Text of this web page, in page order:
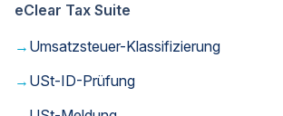
eClear Tax Suite
→ Umsatzsteuer-Klassifizierung
→ USt-ID-Prüfung